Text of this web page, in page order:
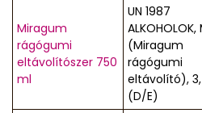
Miragum
rágógumi
eltávolítószer 750
ml
UN 1987
ALKOHOLOK,
(Miragum
rágógumi
eltávolító), 3,
(D/E)